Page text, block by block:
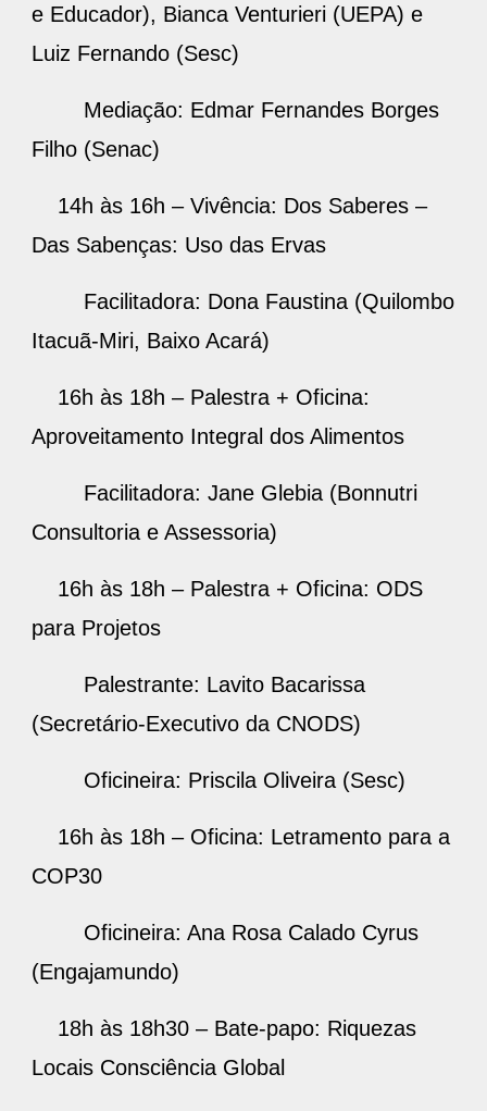
e Educador), Bianca Venturieri (UEPA) e
Luiz Fernando (Sesc)
Mediação: Edmar Fernandes Borges
Filho (Senac)
14h às 16h – Vivência: Dos Saberes –
Das Sabenças: Uso das Ervas
Facilitadora: Dona Faustina (Quilombo
Itacuã-Miri, Baixo Acará)
16h às 18h – Palestra + Oficina:
Aproveitamento Integral dos Alimentos
Facilitadora: Jane Glebia (Bonnutri
Consultoria e Assessoria)
16h às 18h – Palestra + Oficina: ODS
para Projetos
Palestrante: Lavito Bacarissa
(Secretário-Executivo da CNODS)
Oficineira: Priscila Oliveira (Sesc)
16h às 18h – Oficina: Letramento para a
COP30
Oficineira: Ana Rosa Calado Cyrus
(Engajamundo)
18h às 18h30 – Bate-papo: Riquezas
Locais Consciência Global